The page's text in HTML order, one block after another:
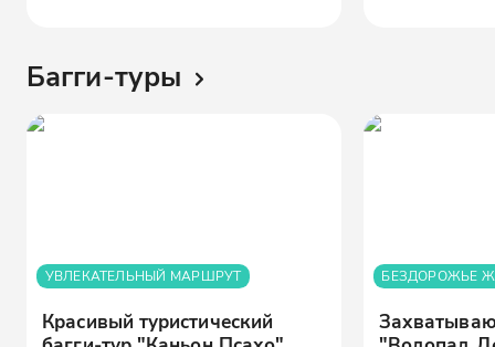
Багги-туры
УВЛЕКАТЕЛЬНЫЙ МАРШРУТ
Красивый туристический
БЕЗДОРОЖЬЕ